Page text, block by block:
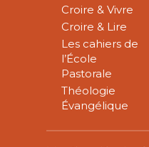
Croire & Vivre
Croire & Lire
Les cahiers de
l’École
Pastorale
Théologie
Évangélique